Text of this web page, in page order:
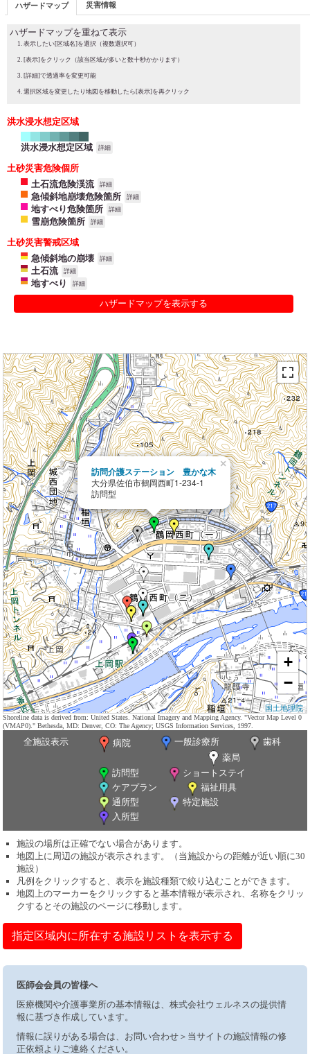
ハザードマップ 災害情報
ハザードマップを重ねて表示
表示したい[区域名]を選択（複数選択可）
[表示]をクリック（該当区域が多いと数十秒かかります）
[詳細]で透過率を変更可能
選択区域を変更したり地図を移動したら[表示]を再クリック
洪水浸水想定区域
洪水浸水想定区域 詳細
土砂災害危険個所
土石流危険渓流
詳細
急傾斜地崩壊危険箇所 詳細
地すべり危険箇所 詳細
雪崩危険箇所 詳細
土砂災害警戒区域
急傾斜地の崩壊
詳細
土石流 詳細
地すべり 詳細
ハザードマップを表示する
訪問介護ステーション 豊かな木
大分県佐伯市鶴岡西町1-234-1
訪問型
×
+
−
国土地理院
Shoreline data is derived from: United States. National Imagery and Mapping Agency. "Vector Map Level 0
(VMAP0)." Bethesda, MD: Denver, CO: The Agency; USGS Information Services, 1997.
全施設表示 病院 一般診療所
歯科
薬局
訪問型
ショートステイ
ケアプラン
福祉用具
通所型
特定施設
入所型
施設の場所は正確でない場合があります。
地図上に周辺の施設が表示されます。（当施設からの距離が近い順に30
施設）
凡例をクリックすると、表示を施設種類で絞り込むことができます。
地図上のマーカーをクリックすると基本情報が表示され、名称をクリッ
クするとその施設のページに移動します。
指定区域内に所在する施設リストを表示する
医師会会員の皆様へ
医療機関や介護事業所の基本情報は、株式会社ウェルネスの提供情
報に基づき作成しています。
情報に誤りがある場合は、お問い合わせ＞当サイトの施設情報の修
正依頼よりご連絡ください。